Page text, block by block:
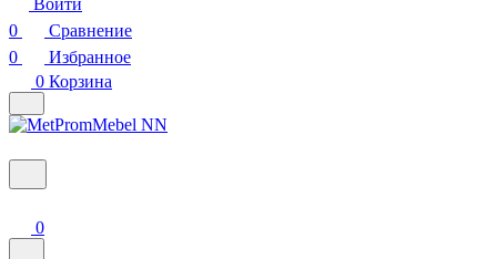
Войти
0
Сравнение
0
Избранное
0 Корзина
0